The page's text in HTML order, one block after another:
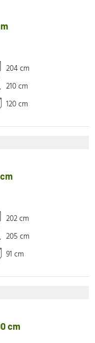
204 cm
210 cm
120 cm
202 cm
205 cm
91 cm
cm